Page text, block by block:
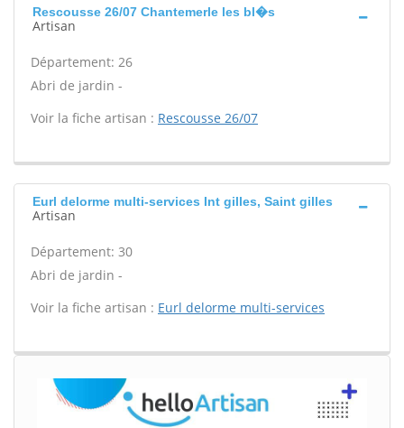
Rescousse 26/07 Chantemerle les bl�s
Artisan
Département: 26
Abri de jardin -
Voir la fiche artisan : Rescousse 26/07
Eurl delorme multi-services Int gilles, Saint gilles
Artisan
Département: 30
Abri de jardin -
Voir la fiche artisan : Eurl delorme multi-services